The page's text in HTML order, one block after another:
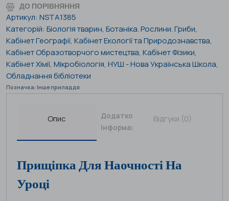
ДО ПОРІВНЯННЯ
Артикул: NSTA1385
Категорій: Біологія тварин, Ботаніка. Рослини. Гриби,
Кабінет Географії, Кабінет Екології та Природознавства,
Кабінет Образотворчого мистецтва, Кабінет Фізики,
Кабінет Хімії, Мікробіологія, НУШ - Нова Українська Школа,
Обладнання бібліотеки
Позначка: Інше приладдя
Опис
Додаткова
інформація
Відгуки (0)
Прищіпка Для Наочності На
Уроці